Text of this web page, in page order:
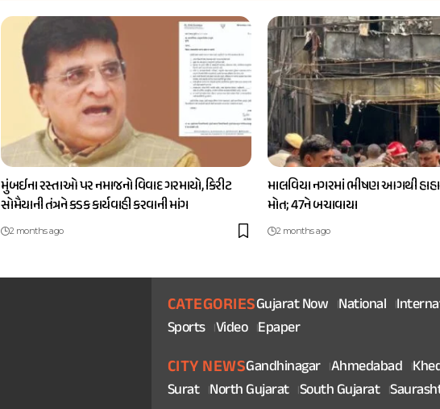
મુંબઈના રસ્તાઓ પર નમાજનો વિવાદ ગરમાયો, કિરીટ
સોમૈયાની તંત્રને કડક કાર્યવાહી કરવાની માંગ
2 months ago
માલવિયા નગરમાં ભીષણ આગથી
મોત; 47ને બચાવાયા
2 months ago
CATEGORIESGujarat Now National
Sports Video Epaper
CITY NEWSGandhinagar Ahmedabad
Surat North Gujarat South Gujarat